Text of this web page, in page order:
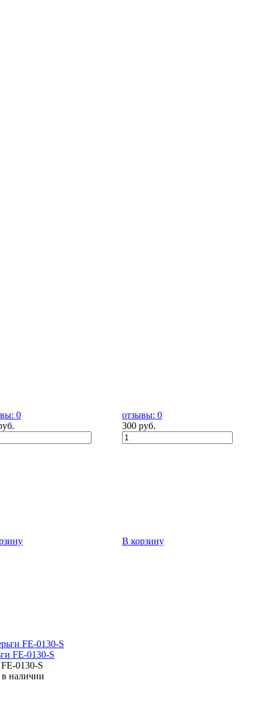
0
отзывы: 0
300 руб.
В корзину
FE-0130-S
FE-0130-S
в наличии